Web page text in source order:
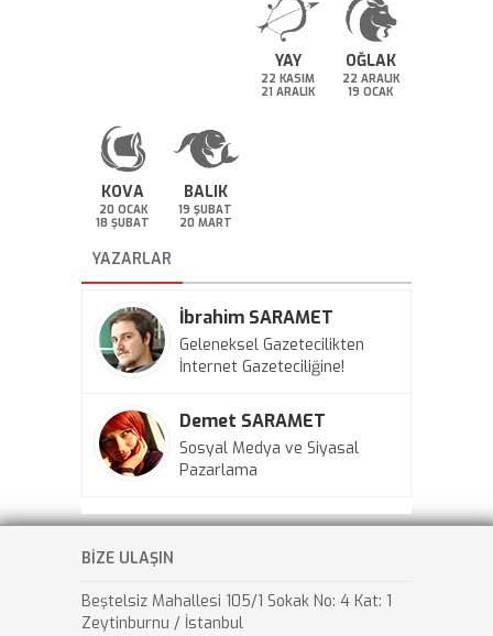
YAY
22 KASIM
21 ARALIK
OĞLAK
22 ARALIK
19 OCAK
KOVA
20 OCAK
18 ŞUBAT
BALIK
19 ŞUBAT
20 MART
YAZARLAR
İbrahim SARAMET
Geleneksel Gazetecilikten
İnternet Gazeteciliğine!
Demet SARAMET
Sosyal Medya ve Siyasal
Pazarlama
BİZE ULAŞIN
Beştelsiz Mahallesi 105/1 Sokak No: 4 Kat: 1
Zeytinburnu / İstanbul